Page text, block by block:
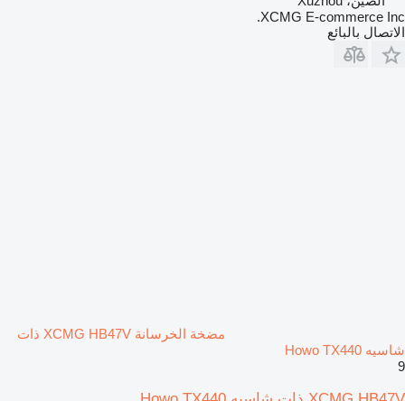
XCMG E-commerce Inc.
الاتصال بالبائع
مضخة الخرسانة XCMG HB47V ذات
شاسيه Howo TX440
9